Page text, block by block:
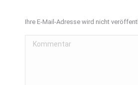
Ihre E-Mail-Adresse wird nicht
Kommentar